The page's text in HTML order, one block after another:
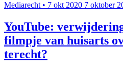
Mediarecht • 7 okt 2020 7 oktober
YouTube:
filmpje van huisarts
terecht?